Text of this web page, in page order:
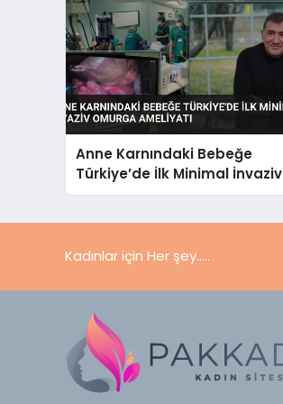
Anne Karnındaki Bebeğe
Türkiye’de İlk Minimal İnvaziv
Omurga Ameliyatı
Kadınlar için Her şey.....